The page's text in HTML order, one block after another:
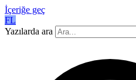
İçeriğe geç
FL
Yazılarda ara